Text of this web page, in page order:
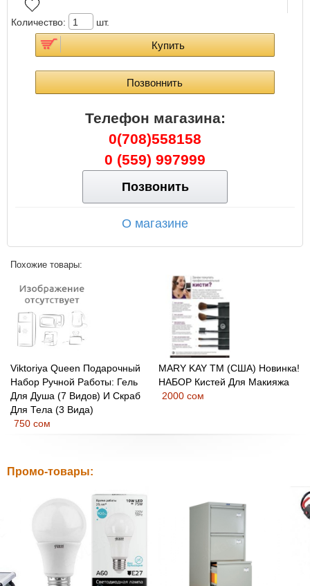
Количество: шт.
Купить
Позвоннить
Телефон магазина:
0(708)558158
0 (559) 997999
Позвонить
О магазине
Похожие товары:
Viktoriya Queen Подарочный
Набор Ручной Работы: Гель
Для Душа (7 Видов) И Скраб
Для Тела (3 Вида)
750 сом
MARY KAY ТМ (США) Новинка!
НАБОР Кистей Для Макияжа
2000 сом
Промо-товары: